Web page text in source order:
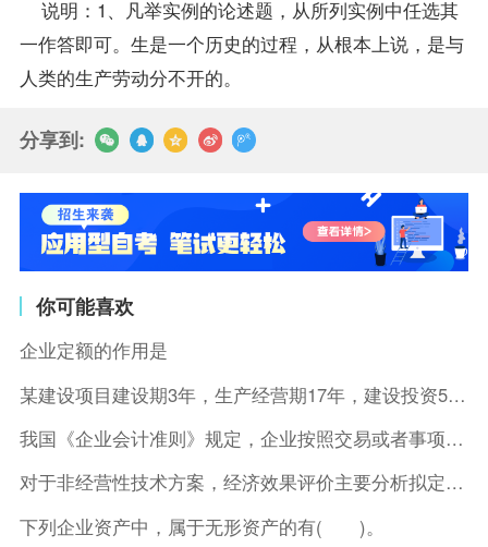
说明：1、凡举实例的论述题，从所列实例中任选其
一作答即可。生是一个历史的过程，从根本上说，是与
人类的生产劳动分不开的。
分享到:
你可能喜欢
企业定额的作用是
某建设项目建设期3年，生产经营期17年，建设投资5500万元
我国《企业会计准则》规定，企业按照交易或者事项的经济特征确定
对于非经营性技术方案，经济效果评价主要分析拟定方案的( )。
下列企业资产中，属于无形资产的有( )。